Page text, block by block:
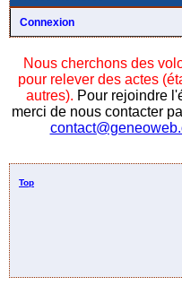
Connexion
Nous cherchons des
pour relever des actes
autres). Pour rejoindre
merci de nous contacter
Top